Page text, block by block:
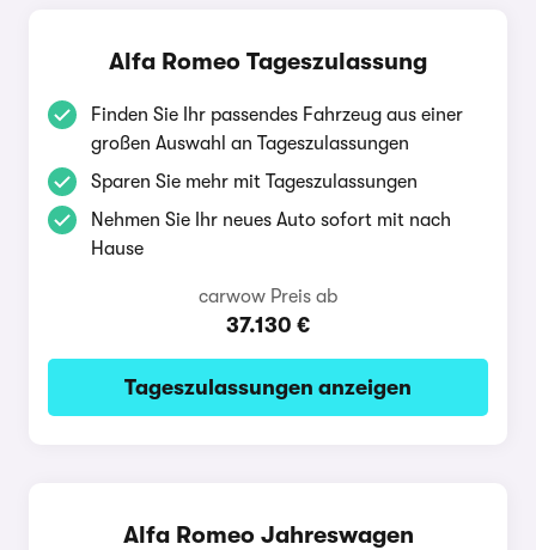
Alfa Romeo Tageszulassung
Finden Sie Ihr passendes Fahrzeug aus einer
großen Auswahl an Tageszulassungen
Sparen Sie mehr mit Tageszulassungen
Nehmen Sie Ihr neues Auto sofort mit nach
Hause
carwow Preis ab
37.130 €
Tageszulassungen anzeigen
Alfa Romeo Jahreswagen